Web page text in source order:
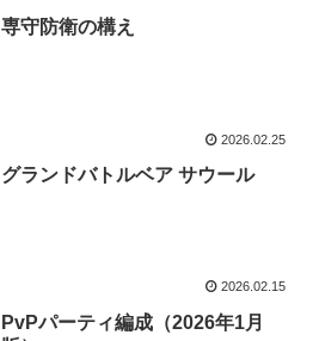
専守防衛の構え
2026.02.25
グランドバトルベア サウール
2026.02.15
PvPパーティ編成（2026年1月